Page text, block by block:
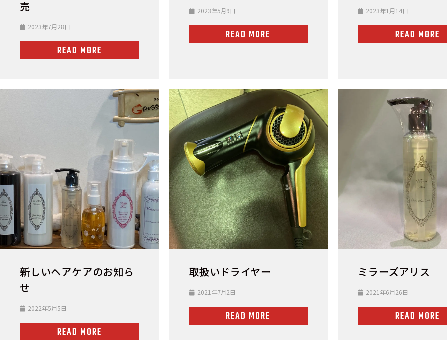
売
2023年7月28日
READ MORE
2023年5月9日
READ MORE
2023年1月14日
READ MORE
新しいヘアケアのお知ら
せ
2022年5月5日
READ MORE
取扱いドライヤー
2021年7月2日
READ MORE
ミラーズアリス
2021年6月26日
READ MORE